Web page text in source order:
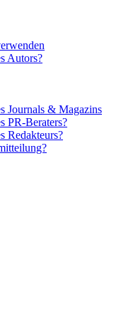
Autors?
Journals & Magazins
PR-Beraters?
Redakteurs?